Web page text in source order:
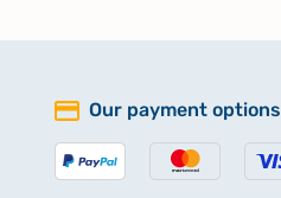
Our payment options